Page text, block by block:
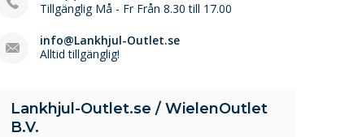
Tillgänglig Må - Fr Från 8.30 till 17.00
info@Lankhjul-Outlet.se
Alltid tillgänglig!
Lankhjul-Outlet.se / WielenOutlet
B.V.